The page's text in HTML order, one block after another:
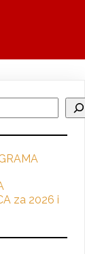
za 2026 i